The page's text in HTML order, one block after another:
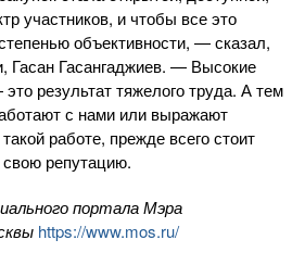
участников, и чтобы все это
объективности, — сказал,
Гасан Гасангаджиев. — Высокие
результат тяжелого труда. А тем
с нами или выражают
работе, прежде всего стоит
репутацию.
портала Мэра
https://www.mos.ru/